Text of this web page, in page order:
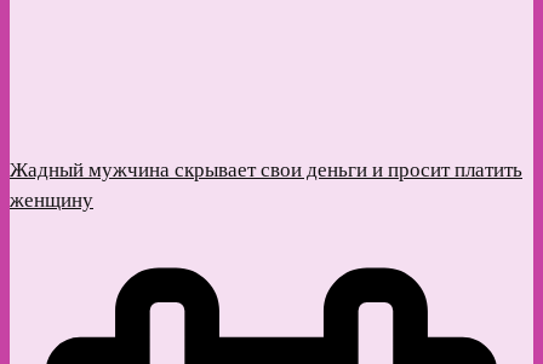
Жадный мужчина скрывает свои деньги и просит платить
женщину